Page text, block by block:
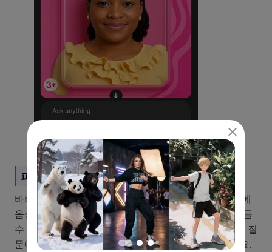
파트 3: AI 바비 인형 사진에 음성 입히기
바비 인형 사진에 AI 기술을 활용하면 바비 인형 이미지에
음성을 입혀 대화형 콘텐츠로 만들 수 있어 컨텐츠를 만들
수 있습니다. 이 방법은 음성 인식과 자연어 처리 기술로 질
문에 답하고 상호작용하는 방식으로 활용할 수 있는데요.